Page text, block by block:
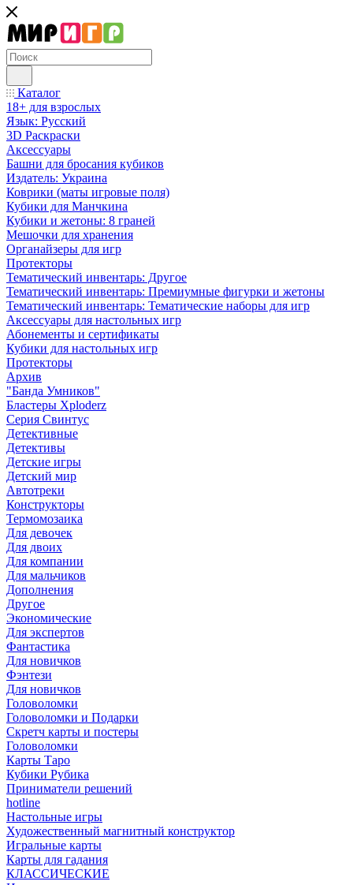
Каталог
18+ для взрослых
Язык: Русский
3D Раскраски
Аксессуары
Башни для бросания кубиков
Издатель: Украина
Коврики (маты игровые поля)
Кубики для Манчкина
Кубики и жетоны: 8 граней
Мешочки для хранения
Органайзеры для игр
Протекторы
Тематический инвентарь: Другое
Тематический инвентарь: Премиумные фигурки и жетоны
Тематический инвентарь: Тематические наборы для игр
Аксессуары для настольных игр
Абонементы и сертификаты
Кубики для настольных игр
Протекторы
Архив
"Банда Умников"
Бластеры Xploderz
Cерия Свинтус
Детективные
Детективы
Детские игры
Детский мир
Автотреки
Конструкторы
Термомозаика
Для девочек
Для двоих
Для компании
Для мальчиков
Дополнения
Другое
Экономические
Для экспертов
Фантастика
Для новичков
Фэнтези
Для новичков
Головоломки
Головоломки и Подарки
Cкретч карты и постеры
Головоломки
Карты Таро
Кубики Рубика
Приниматели решений
hotline
Настольные игры
Художественный магнитный конструктор
Игральные карты
Карты для гадания
КЛАССИЧЕСКИЕ